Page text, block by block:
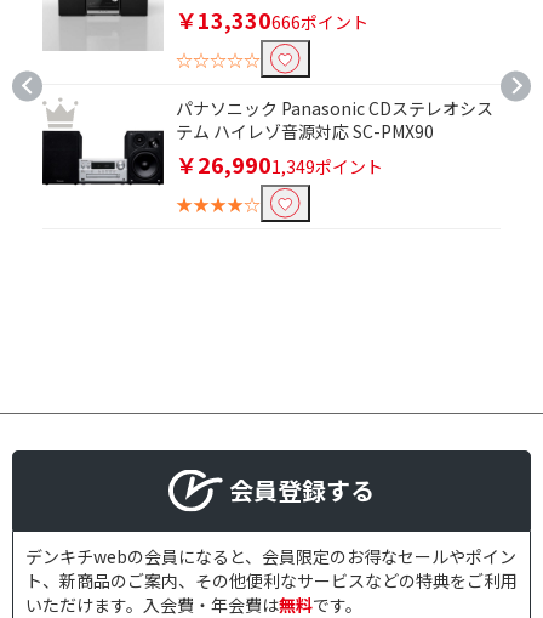
￥13,330666ポイント
☆☆☆☆☆
パナソニック Panasonic CDステレオシス
テム ハイレゾ音源対応 SC-PMX90
￥26,9901,349ポイント
★★★★☆
会員登録する
デンキチwebの会員になると、会員限定のお得なセールやポイン
ト、新商品のご案内、その他便利なサービスなどの特典をご利用
いただけます。入会費・年会費は無料です。